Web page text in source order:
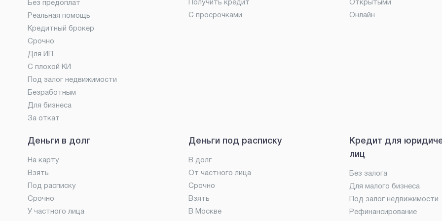
Без предоплат
Реальная помощь
Кредитный брокер
Срочно
Для ИП
С плохой КИ
Под залог недвижимости
Безработным
Для бизнеса
За откат
Получить кредит
С просрочками
Открытыми
Онлайн
Деньги в долг
На карту
Взять
Под расписку
Срочно
У частного лица
Деньги под расписку
В долг
От частного лица
Срочно
Взять
В Москве
Кредит для
лиц
Без залога
Для малого бизнеса
Под залог недвижимости
Рефинансирование